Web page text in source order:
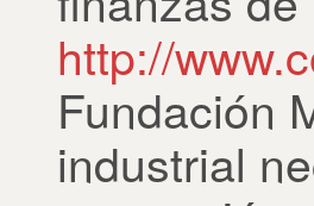
http://
Fundación
industrial